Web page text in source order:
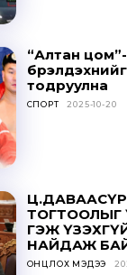
Sing up for our
to stay in the
“Алтан
тодруулна
СПОРТ 2025-10-20
ТОГТООЛЫГ
ГЭЖ
НАЙДАЖ
ОНЦЛОХ МЭДЭЭ